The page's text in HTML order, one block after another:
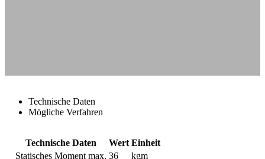
Technische Daten
Mögliche Verfahren
Technische Daten Wert Einheit
Statisches Moment max. 36
kgm